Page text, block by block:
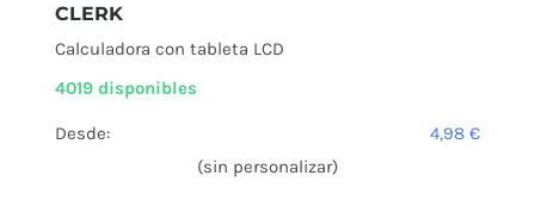
CLERK
Calculadora con tableta LCD
4019 disponibles
Desde: 4,98 €
(sin personalizar)